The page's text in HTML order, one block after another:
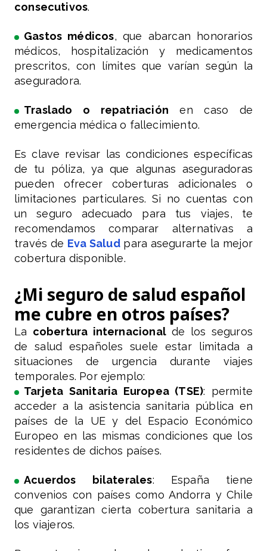
consecutivos.
Gastos médicos, que abarcan honorarios
médicos, hospitalización y medicamentos
prescritos, con límites que varían según la
aseguradora.
Traslado o repatriación en caso de
emergencia médica o fallecimiento.
Es clave revisar las condiciones específicas
de tu póliza, ya que algunas aseguradoras
pueden ofrecer coberturas adicionales o
limitaciones particulares. Si no cuentas con
un seguro adecuado para tus viajes, te
recomendamos comparar alternativas a
través de Eva Saludpara asegurarte la mejor
cobertura disponible.
¿Mi seguro de salud español
me cubre en otros países?
La cobertura internacionalde los seguros
de salud españoles suele estar limitada a
situaciones de urgencia durante viajes
temporales. Por ejemplo:
Tarjeta Sanitaria Europea (TSE): permite
acceder a la asistencia sanitaria pública en
países de la UE y del Espacio Económico
Europeo en las mismas condiciones que los
residentes de dichos países.
Acuerdos bilaterales: España tiene
convenios con países como Andorra y Chile
que garantizan cierta cobertura sanitaria a
los viajeros.